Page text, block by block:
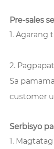
Pre-sales
1. Agarang
2.
Sa
customer
Serbisyo
1.